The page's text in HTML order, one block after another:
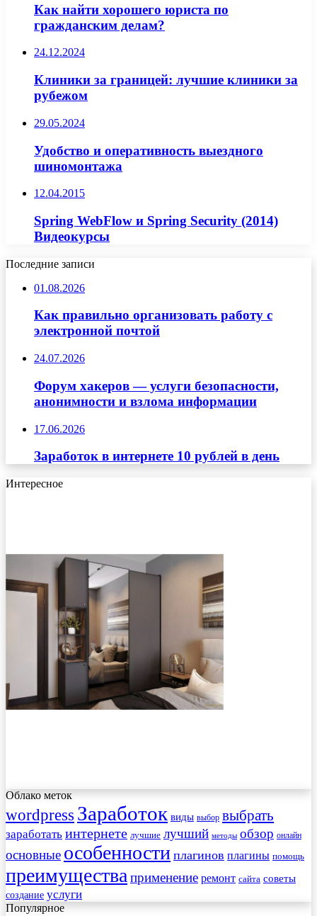
Как найти хорошего юриста по
гражданским делам?
24.12.2024
Клиники за границей: лучшие клиники за
рубежом
29.05.2024
Удобство и оперативность выездного
шиномонтажа
12.04.2015
Spring WebFlow и Spring Security (2014)
Видеокурсы
Последние записи
01.08.2026
Как правильно организовать работу с
электронной почтой
24.07.2026
Форум хакеров — услуги безопасности,
анонимности и взлома информации
17.06.2026
Заработок в интернете 10 рублей в день
Интересное
Облако меток
wordpress Заработок виды выбор выбрать
заработать интернете лучшие лучший методы обзор онлайн
основные особенности плагинов плагины помощь
преимущества применение ремонт сайта советы
создание услуги
Популярное